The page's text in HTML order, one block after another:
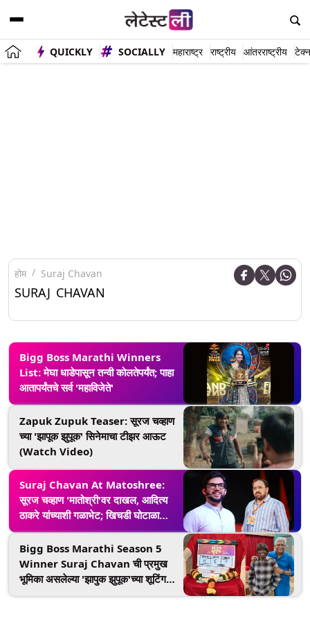
QUICKLY SOCIALLY महाराष्ट्र राष्ट्रीय आंतरराष्ट्रीय
होम Suraj Chavan
SURAJ CHAVAN
Bigg Boss Marathi Winners
List: मेघा धाडेपासून तन्वी कोलतेपर्यंत; पाहा
आतापर्यंतचे सर्व 'महाविजेते'
Zapuk Zupuk Teaser: सूरज चव्हाण
च्या 'झापूक झुपूक' सिनेमाचा टीझर आऊट
(Watch Video)
Suraj Chavan At Matoshree:
सूरज चव्हाण 'मातोश्री'वर दाखल, आदित्य
ठाकरे यांच्याशी गळाभेट; खिचडी घोटाळा
प्रकरणात जामीन
Bigg Boss Marathi Season 5
Winner Suraj Chavan ची प्रमुख
भूमिका असलेल्या 'झापुक झुपूक'च्या शूटिंगला